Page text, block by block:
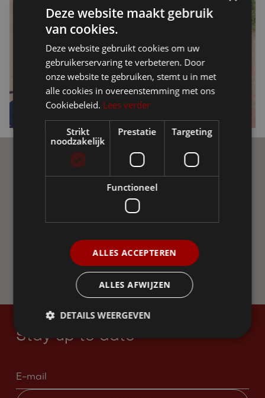
Ellio Community
Join de Ellio Community op sociale media! Een
onafhankelijke groepering van gebruikers van Ellio in
Vlaanderen en Nederland. We helpen elkaar met vraag
WORD LID
Stay up to date
Deze website maakt gebruik
van cookies.
Deze website gebruikt cookies om uw
gebruikerservaring te verbeteren. Door
onze website te gebruiken, stemt u in met
alle cookies in overeenstemming met ons
Cookiebeleid. Lees verder
Strikt
noodzakelijk
Prestatie Targeting
Functioneel
ALLES ACCEPTEREN
ALLES AFWIJZEN
DETAILS WEERGEVEN